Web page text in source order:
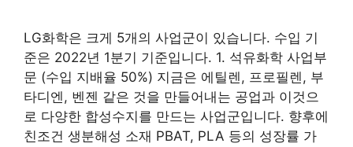
LG화학은 크게 5개의 사업군이 있습니다. 수입 기
준은 2022년 1분기 기준입니다. 1. 석유화학 사업부
문 (수입 지배율 50%) 지금은 에틸렌, 프로필렌, 부
타디엔, 벤젠 같은 것을 만들어내는 공업과 이것으
로 다양한 합성수지를 만드는 사업군입니다. 향후에
친조건 생분해성 소재 PBAT, PLA 등의 성장률 가